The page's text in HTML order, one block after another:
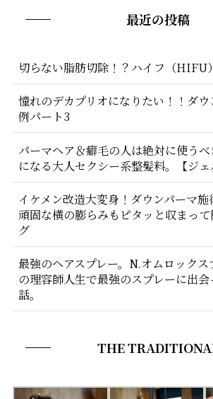
最近の投稿
切らない脂肪切除！？ハイフ（HIFU
憧れのデカプリオになりたい！！ダ
例パート3
パーマヘア＆癖毛の人は絶対に使うべ
になる大人セクシー系整髪料。【ジェ
イケメン改造大変身！ダウンパーマ
頑固な横の膨らみもピタッと収まっ
グ
最強のヘアスプレー。N.オムロックス
の理容師人生で最強のスプレーに出
話。
THE